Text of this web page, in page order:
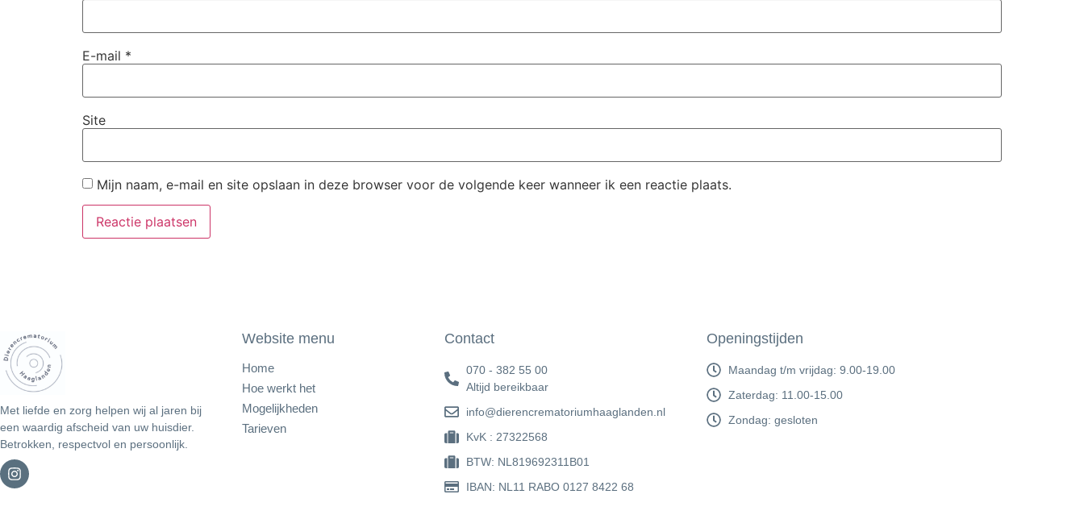
E-mail *
Site
Mijn naam, e-mail en site opslaan in deze browser voor de volgende keer wanneer ik een reactie plaats.
Met liefde en zorg helpen wij al jaren bij
een waardig afscheid van uw huisdier.
Betrokken, respectvol en persoonlijk.
Website menu
Home
Hoe werkt het
Mogelijkheden
Tarieven
Contact
070 - 382 55 00
Altijd bereikbaar
info@dierencrematoriumhaaglanden.nl
KvK : 27322568
BTW: NL819692311B01
IBAN: NL11 RABO 0127 8422 68
Openingstijden
Maandag t/m vrijdag: 9.00-19.00
Zaterdag: 11.00-15.00
Zondag: gesloten